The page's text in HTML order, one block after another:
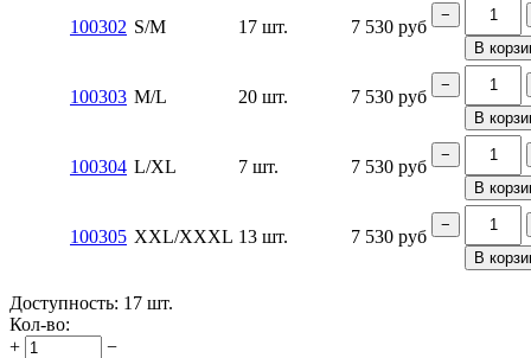
100302 S/M 17 шт. 7 530 руб
−
В
100303 M/L 20 шт. 7 530 руб
−
В
100304 L/XL 7 шт. 7 530 руб
−
В
100305 XXL/XXXL 13 шт. 7 530 руб
−
В
Доступность: 17 шт.
Кол-во:
+
−